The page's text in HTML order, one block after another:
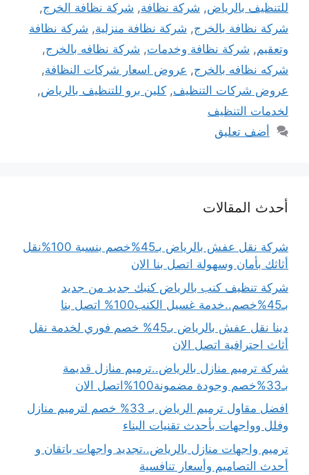
للتنظيف بالرياض, شركة نظافة, شركة نظافة الخرج,
شركة نظافة بالخرج, شركة نظافة منزلية, شركة نظافة
وتعقيم, شركة نظافة وخدمات, شركة نظافه بالخرج,
شركه نظافه بالخرج, عروض اسعار شركات النظافة,
عروض شركات التنظيف, كلين برو للتنظيف بالرياض,
لخدمات التنظيف
أضف تعليق
أحدث المقالات
شركة نقل عفش بالرياض بـ45%خصم بنسبة 100%نقل
أثاثك بأمان وسهولة اتصل بنا الان
شركة تنظيف كنب بالرياض كنبك جديد من جديد
بـ45%خصم..خدمة غسيل الكنب100% اتصل بنا
دينا نقل عفش بالرياض بـ45% خصم فوري لخدمة نقل
أثاث احترافية اتصل الان
شركة ترميم منازل بالرياض..ترميم منازل قديمة
بـ33%خصم وجودة مضمونة100%اتصل الان
افضل مقاول ترميم الرياض بـ 33% خصم لترميم منازل
وفلل وواجهات بأحدث تقنيات البناء
ترميم واجهات منازل بالرياض..تجديد واجهات باتقان و
أحدث التصاميم وأسعار تنافسية